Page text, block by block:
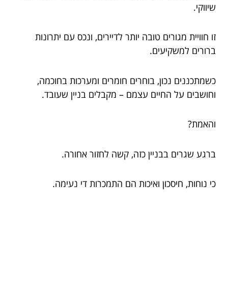
שיווקי.
זו חוויית מגורים טובה יותר לדיירים, ונכס עם יתרונות
ברורים למשקיעים.
כשמתכננים נכון, בוחרים חומרים ומערכות בחוכמה,
וחושבים על החיים עצמם – מקבלים בניין שעובד.
והאמת?
ברגע שגרים בבניין כזה, קשה לחזור אחורה.
כי נוחות, חיסכון ואיכות הם התמכרות די נעימה.